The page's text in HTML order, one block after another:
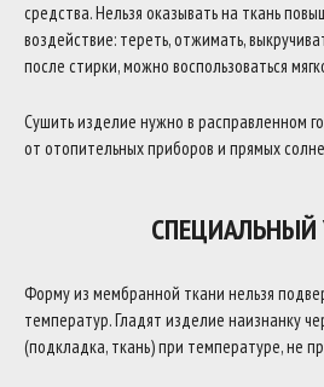
средства. Нельзя оказывать на ткань
воздействие: тереть, отжимать,
после стирки, можно воспользоваться
Сушить изделие нужно в расправленном
от отопительных приборов и прямых
Форму из мембранной ткани нельзя
температур. Гладят изделие наизнанку
(подкладка, ткань) при температуре, не